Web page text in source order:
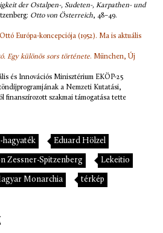
der Ostalpen-, Sudeten-, Karpathen- und
Otto von Österreich, 48–49.
Európa-koncepciója (1952). Ma is aktuális
Egy különös sors története. München, Új
és Innovációs Minisztérium EKÖP-25
a Nemzeti Kutatási,
finanszírozott szakmai támogatása tette
Eduard Hölzel
Zessner-Spitzenberg Lekeitio
Monarchia térkép